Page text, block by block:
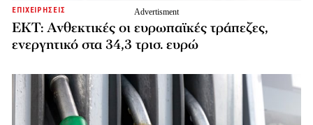
ΕΠΙΧΕΙΡΗΣΕΙΣ
ΕΚΤ: Ανθεκτικές οι ευρωπαϊκές τράπεζες,
ενεργητικό στα 34,3 τρισ. ευρώ